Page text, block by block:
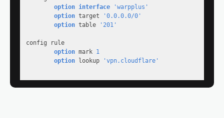
option interface
'warpplus'
option target
'0.0.0.0/0'
option table '201'
config rule
option mark 1
option lookup 'vpn.cloudflare'